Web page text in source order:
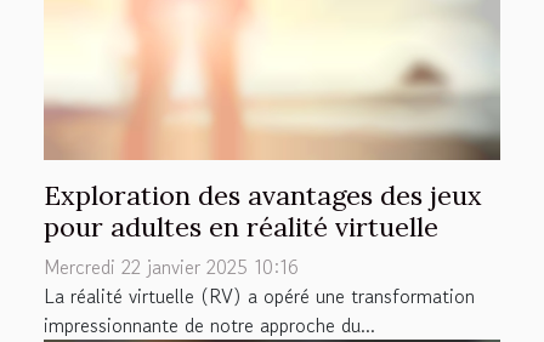
Exploration des avantages des jeux
pour adultes en réalité virtuelle
Mercredi 22 janvier 2025 10:16
La réalité virtuelle (RV) a opéré une transformation
impressionnante de notre approche du...